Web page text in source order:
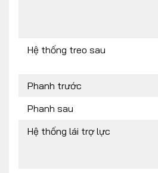
Hệ thống treo sau
Phanh trước
Phanh sau
Hệ thống lái trợ lực